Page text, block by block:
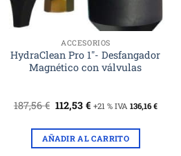
ACCESORIOS
HydraClean Pro 1″- Desfangador
Magnético con válvulas
187,56€ El
precio
era:
187,56 €.
112,53€El
es:
112,53 €.
+21 % IVA136,16€
AÑADIR AL CARRITO